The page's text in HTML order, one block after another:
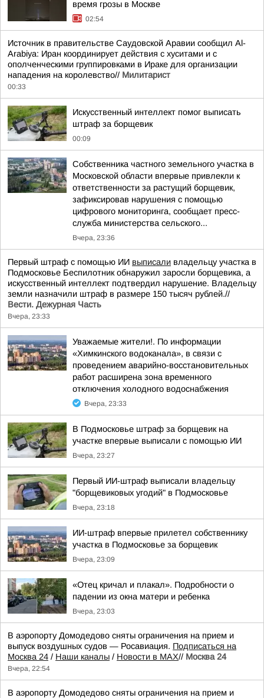
время грозы в Москве
02:54
Источник в правительстве Саудовской Аравии сообщил Al-
Arabiya: Иран координирует действия с хуситами и с
ополченческими группировками в Ираке для организации
нападения на королевство// Милитарист
00:33
Искусственный интеллект помог выписать
штраф за борщевик
00:09
Собственника частного земельного участка в
Московской области впервые привлекли к
ответственности за растущий борщевик,
зафиксировав нарушения с помощью
цифрового мониторинга, сообщает пресс-
служба министерства сельского...
Вчера, 23:36
Первый штраф с помощью ИИ выписали владельцу участка в
Подмосковье Беспилотник обнаружил заросли борщевика, а
искусственный интеллект подтвердил нарушение. Владельцу
земли назначили штраф в размере 150 тысяч рублей.//
Вести. Дежурная Часть
Вчера, 23:33
Уважаемые жители!. По информации
«Химкинского водоканала», в связи с
проведением аварийно-восстановительных
работ расширена зона временного
отключения холодного водоснабжения
Вчера, 23:33
В Подмосковье штраф за борщевик на
участке впервые выписали с помощью ИИ
Вчера, 23:27
Первый ИИ-штраф выписали владельцу
"борщевиковых угодий" в Подмосковье
Вчера, 23:18
ИИ-штраф впервые прилетел собственнику
участка в Подмосковье за борщевик
Вчера, 23:09
«Отец кричал и плакал». Подробности о
падении из окна матери и ребенка
Вчера, 23:03
В аэропорту Домодедово сняты ограничения на прием и
выпуск воздушных судов — Росавиация. Подписаться на
Москва 24 / Наши каналы / Новости в MAX// Москва 24
Вчера, 22:54
В аэропорту Домодедово сняты ограничения на прием и